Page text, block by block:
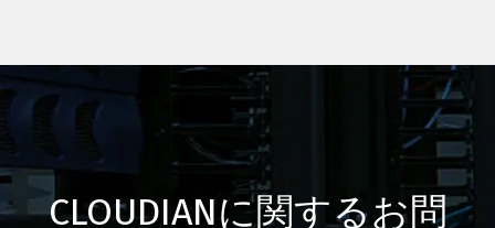
CLOUDIANに関するお問